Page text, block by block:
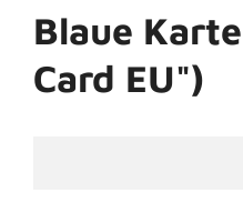
Blaue
Card EU")